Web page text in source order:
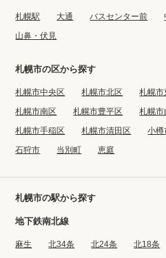
札幌駅 大通 バスセンター前
山鼻・伏見
札幌市の区から探す
札幌市中央区 札幌市北区 札幌市
札幌市南区
札幌市豊平区 札幌市
札幌市手稲区
札幌市清田区 小樽
石狩市
当別町 恵庭
札幌市の駅から探す
地下鉄南北線
麻生 北34条 北24条 北18条